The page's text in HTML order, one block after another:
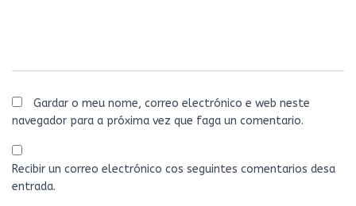
Gardar o meu nome, correo electrónico e web neste
navegador para a próxima vez que faga un comentario.
Recibir un correo electrónico cos seguintes comentarios desa
entrada.